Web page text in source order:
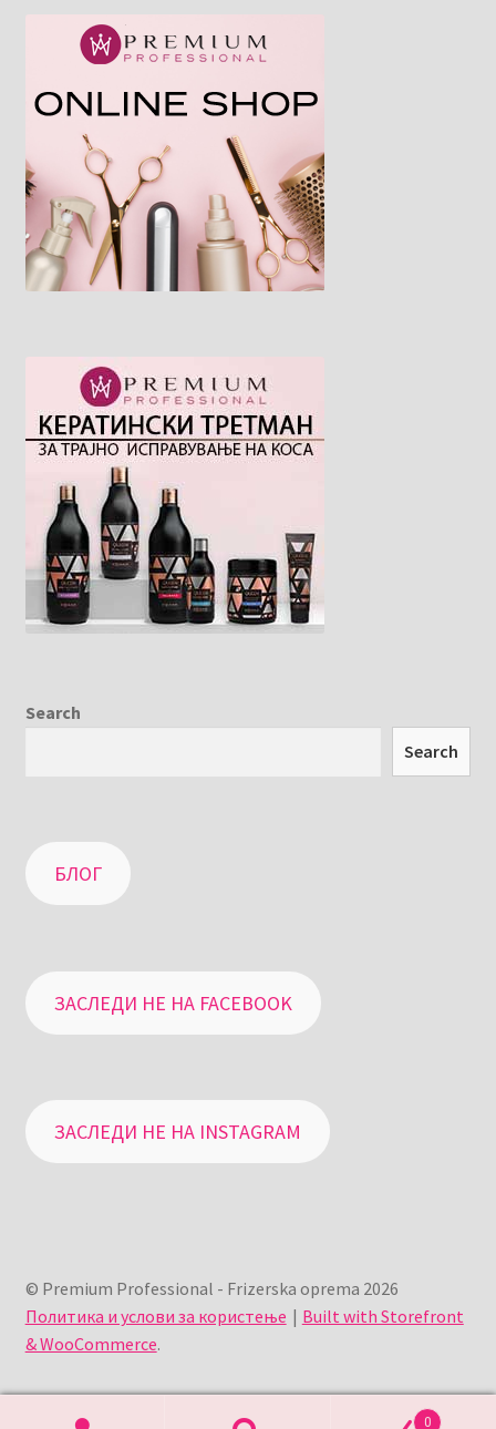
Search
Search
БЛОГ
ЗАСЛЕДИ НЕ НА FACEBOOK
ЗАСЛЕДИ НЕ НА INSTAGRAM
© Premium Professional - Frizerska oprema 2026
Политика и услови за користење
Built with Storefront
& WooCommerce.
0